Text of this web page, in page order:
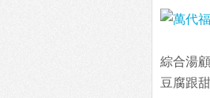
綜合湯
豆腐跟